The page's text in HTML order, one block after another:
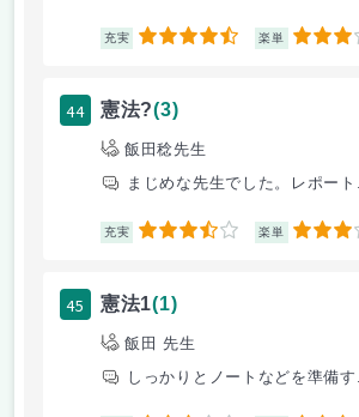
充実 4.5 楽単 3
44 憲法?(3)
飯田稔先生
まじめな先生でした。レポー
充実 3.5 楽単 3
45 憲法1(1)
飯田 先生
しっかりとノートなどを準備